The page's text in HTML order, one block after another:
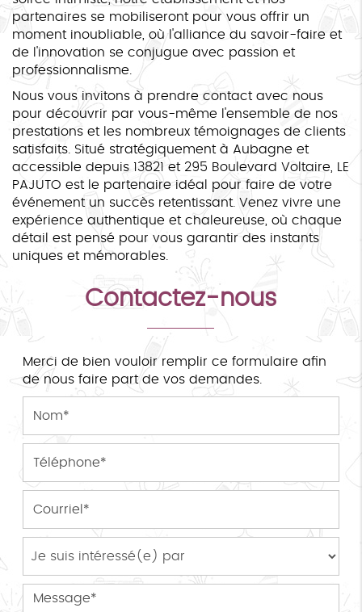
partenaires se mobiliseront pour vous offrir un
moment inoubliable, où l'alliance du savoir-faire et
de l'innovation se conjugue avec passion et
professionnalisme.
Nous vous invitons à prendre contact avec nous
pour découvrir par vous-même l'ensemble de nos
prestations et les nombreux témoignages de clients
satisfaits. Situé stratégiquement à Aubagne et
accessible depuis 13821 et 295 Boulevard Voltaire, LE
PAJUTO est le partenaire idéal pour faire de votre
événement un succès retentissant. Venez vivre une
expérience authentique et chaleureuse, où chaque
détail est pensé pour vous garantir des instants
uniques et mémorables.
Contactez-nous
Merci de bien vouloir remplir ce formulaire afin
de nous faire part de vos demandes.